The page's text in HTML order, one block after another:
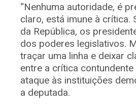
“Nenhuma autoridade, é
claro, está imune à crítica.
da República, os
dos poderes legislativos.
traçar uma linha e deixar
entre a crítica
ataque às instituições
a deputada.